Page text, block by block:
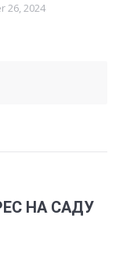
26, 2024
НА САДУ